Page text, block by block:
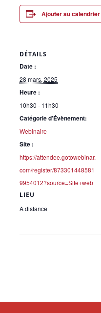
Ajouter au calendrier
DÉTAILS
Date :
28 mars, 2025
Heure :
10h30 - 11h30
Catégorie d’Évènement:
Webinaire
Site :
https://attendee.gotowebinar.
com/register/873301448581
9954012?source=Site+web
LIEU
À distance